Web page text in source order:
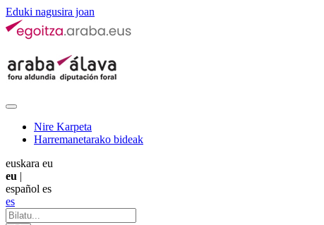
Eduki nagusira joan
Nire Karpeta
Harremanetarako bideak
euskara eu
eu |
español es
es